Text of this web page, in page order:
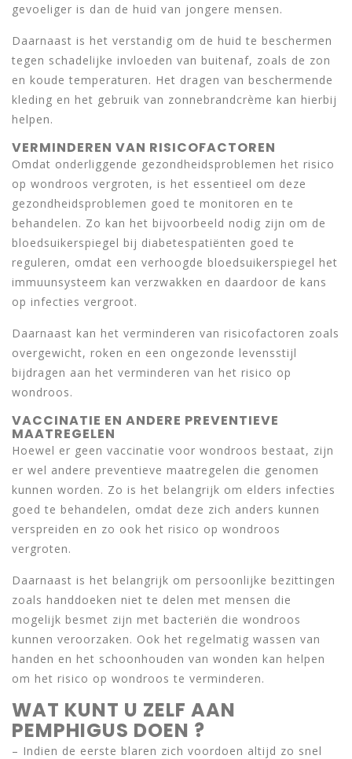
gevoeliger is dan de huid van jongere mensen.
Daarnaast is het verstandig om de huid te beschermen
tegen schadelijke invloeden van buitenaf, zoals de zon
en koude temperaturen. Het dragen van beschermende
kleding en het gebruik van zonnebrandcrème kan hierbij
helpen.
VERMINDEREN VAN RISICOFACTOREN
Omdat onderliggende gezondheidsproblemen het risico
op wondroos vergroten, is het essentieel om deze
gezondheidsproblemen goed te monitoren en te
behandelen. Zo kan het bijvoorbeeld nodig zijn om de
bloedsuikerspiegel bij diabetespatiënten goed te
reguleren, omdat een verhoogde bloedsuikerspiegel het
immuunsysteem kan verzwakken en daardoor de kans
op infecties vergroot.
Daarnaast kan het verminderen van risicofactoren zoals
overgewicht, roken en een ongezonde levensstijl
bijdragen aan het verminderen van het risico op
wondroos.
VACCINATIE EN ANDERE PREVENTIEVE
MAATREGELEN
Hoewel er geen vaccinatie voor wondroos bestaat, zijn
er wel andere preventieve maatregelen die genomen
kunnen worden. Zo is het belangrijk om elders infecties
goed te behandelen, omdat deze zich anders kunnen
verspreiden en zo ook het risico op wondroos
vergroten.
Daarnaast is het belangrijk om persoonlijke bezittingen
zoals handdoeken niet te delen met mensen die
mogelijk besmet zijn met bacteriën die wondroos
kunnen veroorzaken. Ook het regelmatig wassen van
handen en het schoonhouden van wonden kan helpen
om het risico op wondroos te verminderen.
WAT KUNT U ZELF AAN
PEMPHIGUS DOEN ?
– Indien de eerste blaren zich voordoen altijd zo snel